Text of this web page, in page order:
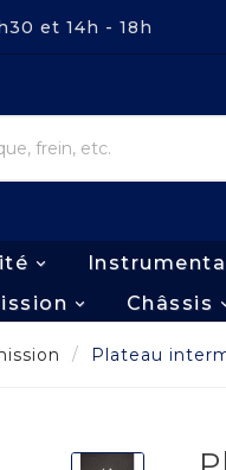
et 14h - 18h
Châssis
Plateau